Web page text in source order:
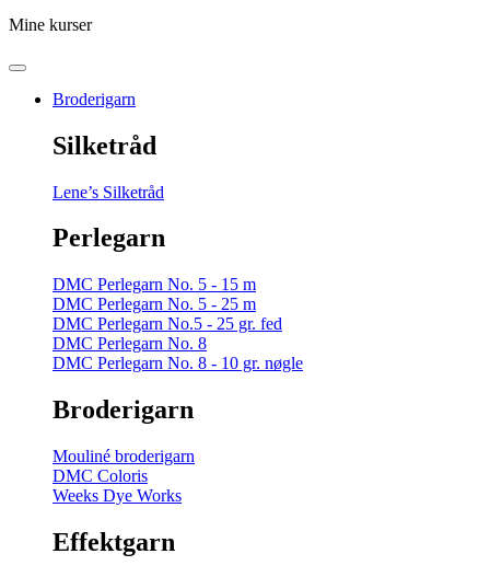
Mine kurser
Broderigarn
Silketråd
Lene’s Silketråd
Perlegarn
DMC Perlegarn No. 5 - 15 m
DMC Perlegarn No. 5 - 25 m
DMC Perlegarn No.5 - 25 gr. fed
DMC Perlegarn No. 8
DMC Perlegarn No. 8 - 10 gr. nøgle
Broderigarn
Mouliné broderigarn
DMC Coloris
Weeks Dye Works
Effektgarn